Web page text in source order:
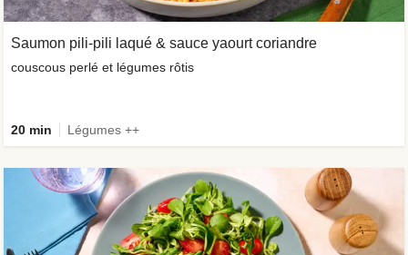
Saumon pili-pili laqué & sauce yaourt coriandre
couscous perlé et légumes rôtis
20 min Légumes ++